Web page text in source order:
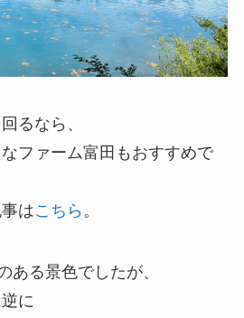
るなら、
ファーム富田もおすすめで
はこちら 。
ある景色でしたが、
に